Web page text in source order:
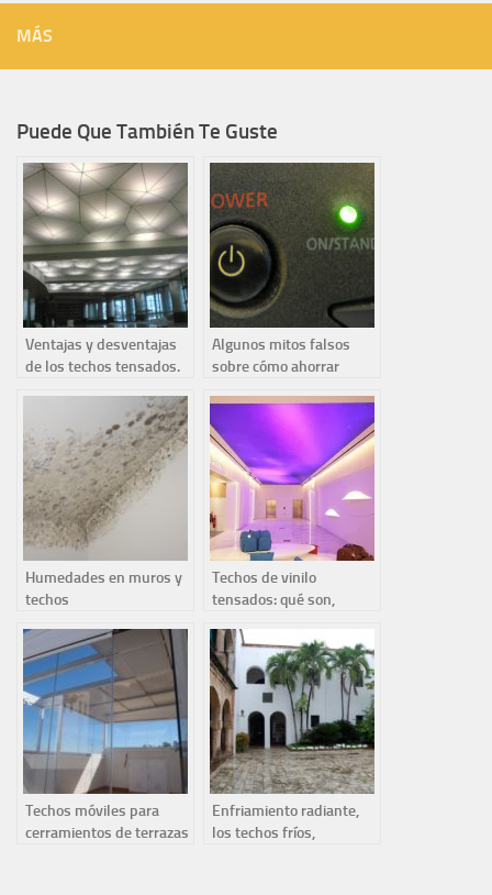
MÁS
Puede Que También Te Guste
Ventajas y desventajas
de los techos tensados.
Algunos mitos falsos
sobre cómo ahorrar
ahorrar energía en casa
Humedades en muros y
techos
Techos de vinilo
tensados: qué son,
Techos móviles para
cerramientos de terrazas
Enfriamiento radiante,
los techos fríos,